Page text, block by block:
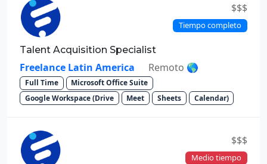
$$$
Tiempo completo
Talent Acquisition Specialist
Freelance Latin America Remoto 🌎
Full Time
Microsoft Office Suite
Google Workspace (Drive
Meet Sheets Calendar)
$$$
Medio tiempo